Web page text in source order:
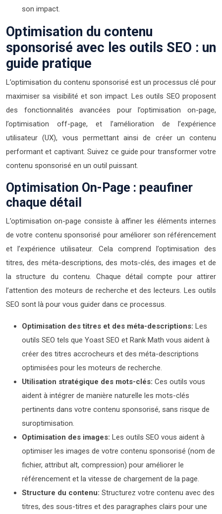
son impact.
Optimisation du contenu
sponsorisé avec les outils SEO : un
guide pratique
L’optimisation du contenu sponsorisé est un processus clé pour
maximiser sa visibilité et son impact. Les outils SEO proposent
des fonctionnalités avancées pour l’optimisation on-page,
l’optimisation off-page, et l’amélioration de l’expérience
utilisateur (UX), vous permettant ainsi de créer un contenu
performant et captivant. Suivez ce guide pour transformer votre
contenu sponsorisé en un outil puissant.
Optimisation On-Page : peaufiner
chaque détail
L’optimisation on-page consiste à affiner les éléments internes
de votre contenu sponsorisé pour améliorer son référencement
et l’expérience utilisateur. Cela comprend l’optimisation des
titres, des méta-descriptions, des mots-clés, des images et de
la structure du contenu. Chaque détail compte pour attirer
l’attention des moteurs de recherche et des lecteurs. Les outils
SEO sont là pour vous guider dans ce processus.
Optimisation des titres et des méta-descriptions: Les
outils SEO tels que Yoast SEO et Rank Math vous aident à
créer des titres accrocheurs et des méta-descriptions
optimisées pour les moteurs de recherche.
Utilisation stratégique des mots-clés: Ces outils vous
aident à intégrer de manière naturelle les mots-clés
pertinents dans votre contenu sponsorisé, sans risque de
suroptimisation.
Optimisation des images: Les outils SEO vous aident à
optimiser les images de votre contenu sponsorisé (nom de
fichier, attribut alt, compression) pour améliorer le
référencement et la vitesse de chargement de la page.
Structure du contenu: Structurez votre contenu avec des
titres, des sous-titres et des paragraphes clairs pour une